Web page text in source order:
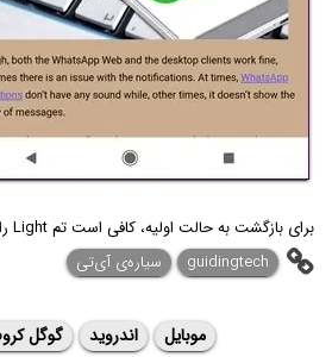
برای بازگشت به حالت اولیه، کافی است تم Light را انتخاب کنید.
guidingtech
سیاره‌ی آی‌تی
موبایل اندروید گوگل